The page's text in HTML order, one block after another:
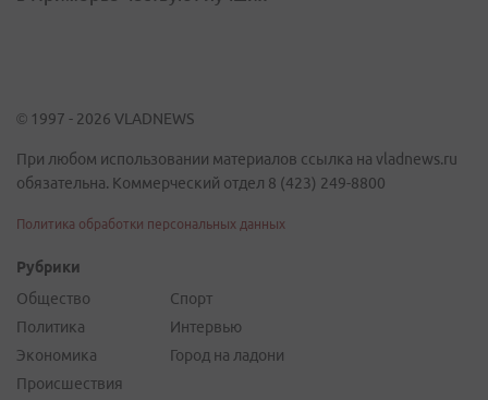
© 1997 - 2026 VLADNEWS
При любом использовании материалов ссылка на vladnews.ru
обязательна. Коммерческий отдел 8 (423) 249-8800
Политика обработки персональных данных
Рубрики
Общество
Политика
Экономика
Происшествия
Спорт
Интервью
Город на ладони